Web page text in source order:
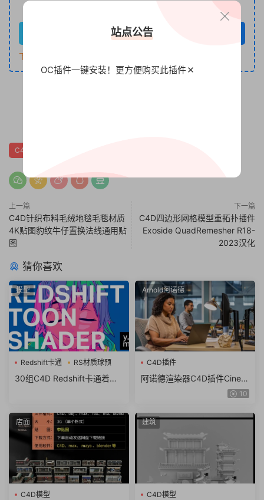
立即购买
下单如有疑问咨询客服QQ：794320719
C4D插件
上一篇
C4D针织布料毛绒地毯毛毯材质
4K贴图豹纹牛仔置换法线通用贴
图
下一篇
C4D四边形网格模型重拓扑插件
Exoside QuadRemesher R18-
2023汉化
猜你喜欢
模型
Redshift卡通 RS材质球预
30组C4D Redshift卡通着色
Arnold阿诺德
C4D插件
阿诺德渲染器C4D插件Cinem
a 4D To Arnold v4.6.8.1 WI10
店面
C4D模型
建筑
C4D模型
站点公告
OC插件一键安装！更方便购买此插件